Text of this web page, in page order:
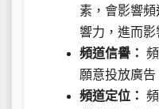
素，會影響
響力，進而影
頻道信譽：
願意投放廣告
頻道定位：